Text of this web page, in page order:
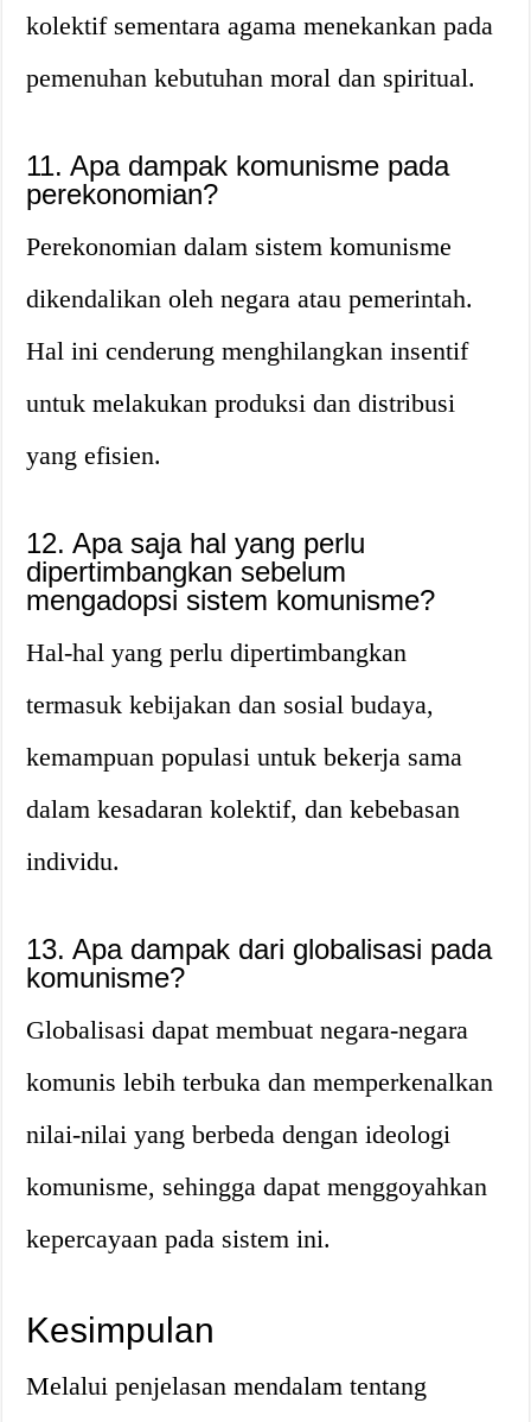
kolektif sementara agama menekankan pada
pemenuhan kebutuhan moral dan spiritual.
11. Apa dampak komunisme pada
perekonomian?
Perekonomian dalam sistem komunisme
dikendalikan oleh negara atau pemerintah.
Hal ini cenderung menghilangkan insentif
untuk melakukan produksi dan distribusi
yang efisien.
12. Apa saja hal yang perlu
dipertimbangkan sebelum
mengadopsi sistem komunisme?
Hal-hal yang perlu dipertimbangkan
termasuk kebijakan dan sosial budaya,
kemampuan populasi untuk bekerja sama
dalam kesadaran kolektif, dan kebebasan
individu.
13. Apa dampak dari globalisasi pada
komunisme?
Globalisasi dapat membuat negara-negara
komunis lebih terbuka dan memperkenalkan
nilai-nilai yang berbeda dengan ideologi
komunisme, sehingga dapat menggoyahkan
kepercayaan pada sistem ini.
Kesimpulan
Melalui penjelasan mendalam tentang